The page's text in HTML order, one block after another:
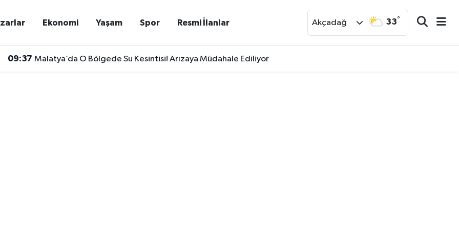
Ekonomi Yaşam Spor Resmi İlanlar Akçadağ 33°
09:37 Malatya’da O Bölgede Su Kesintisi! Arızaya Müdahale Ediliyor